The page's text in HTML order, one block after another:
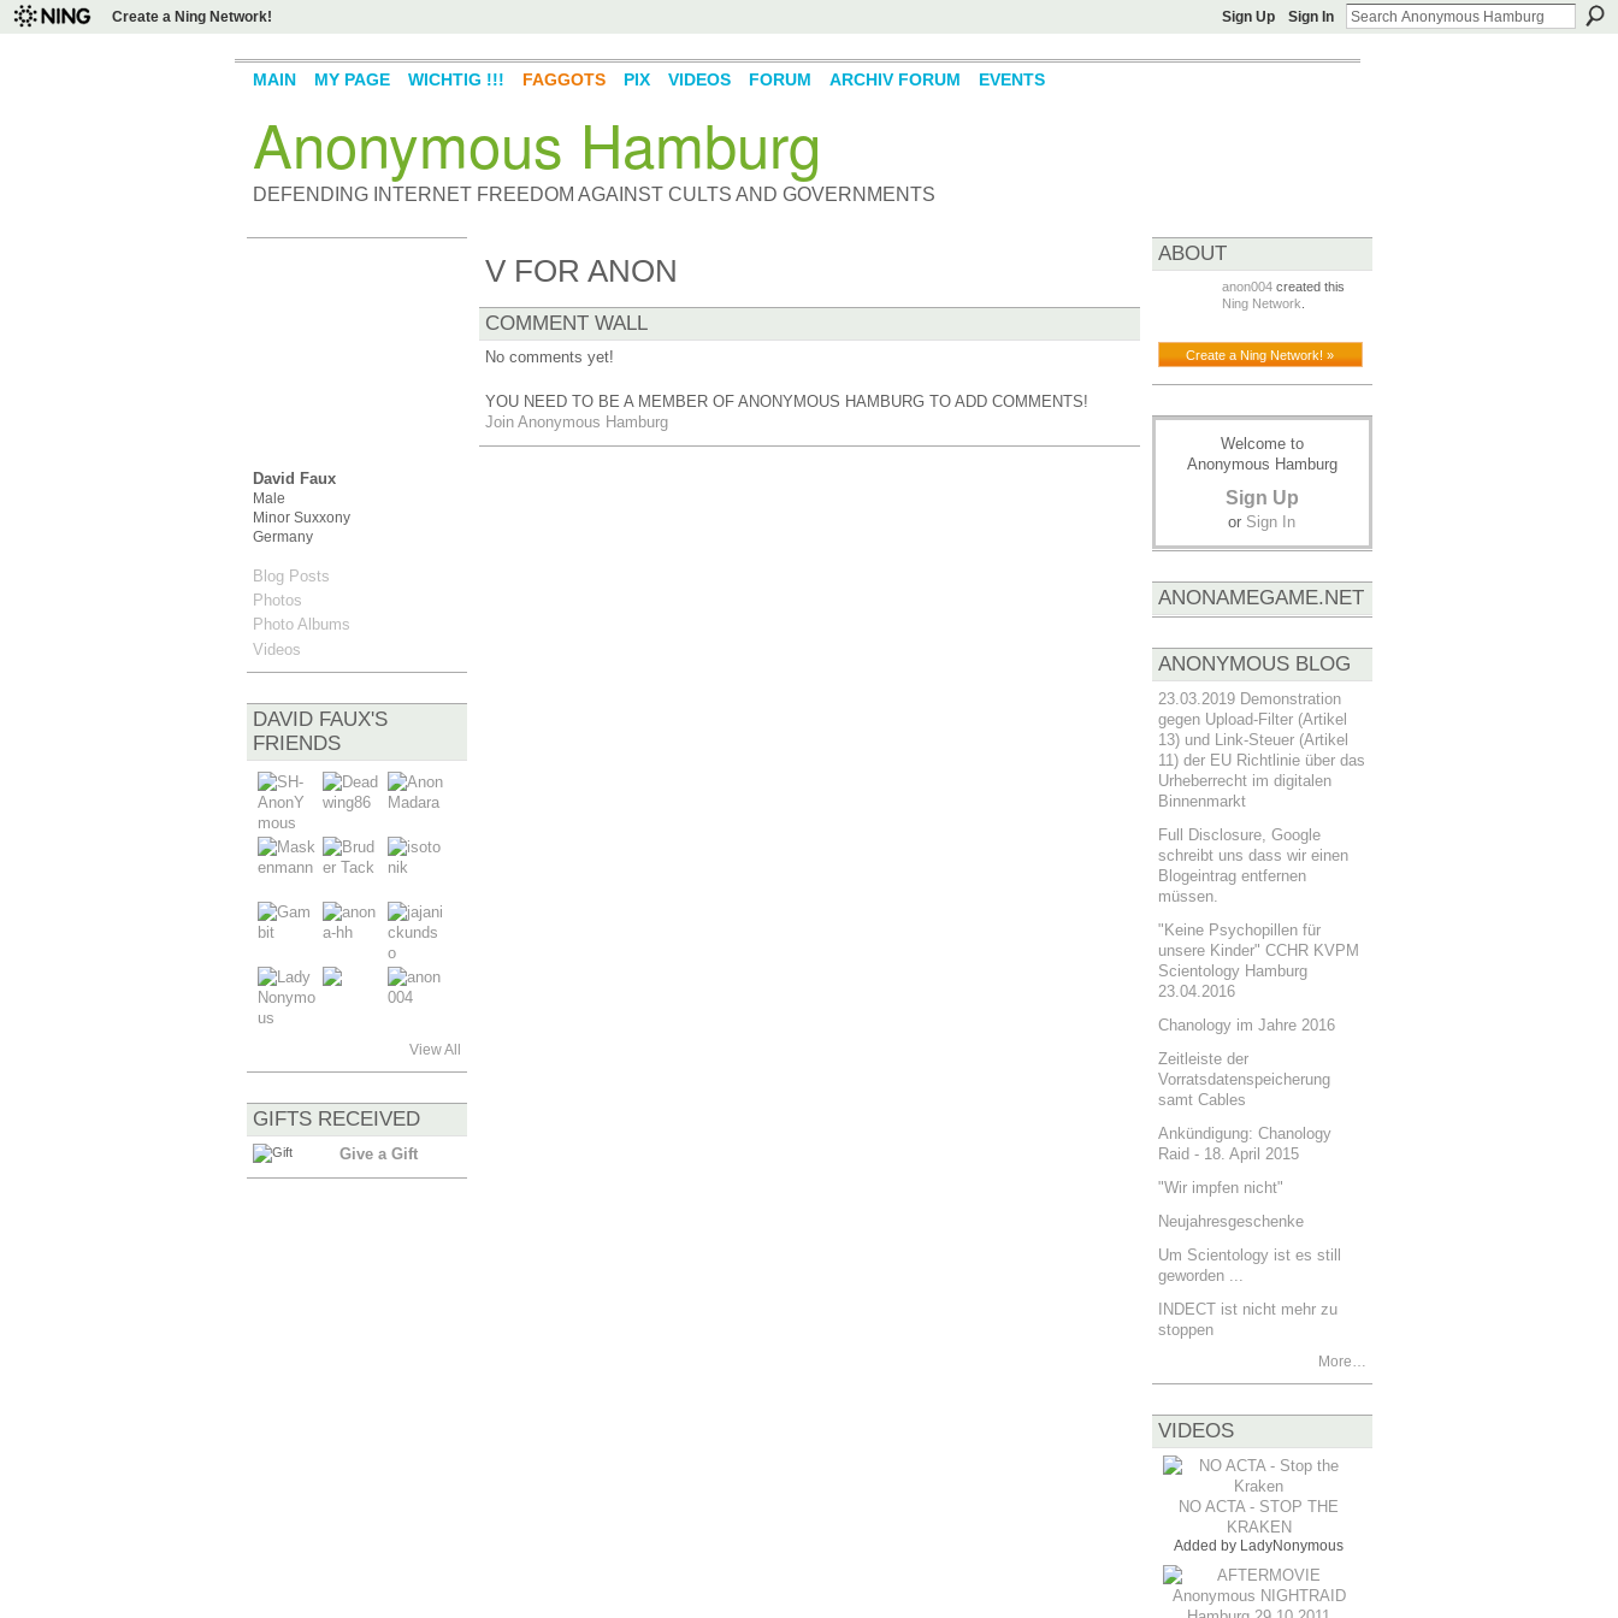
Create a Ning Network! Sign Up Sign In
Anonymous Hamburg
DEFENDING INTERNET FREEDOM AGAINST CULTS AND GOVERNMENTS
MAIN MY PAGE WICHTIG !!! FAGGOTS PIX VIDEOS FORUM ARCHIV FORUM EVENTS
David Faux
Male
Minor Suxxony
Germany
Blog Posts
Photos
Photo Albums
Videos
DAVID FAUX'S
FRIENDS
View All
GIFTS RECEIVED
Give a Gift
V FOR ANON
COMMENT WALL
No comments yet!
YOU NEED TO BE A MEMBER OF ANONYMOUS HAMBURG TO ADD COMMENTS!
Join Anonymous Hamburg
ABOUT
anon004created this
Ning Network
Create a Ning Network! »
Welcome to
Anonymous Hamburg
Sign Up
or Sign In
ANONAMEGAME.NET
ANONYMOUS BLOG
23.03.2019 Demonstration
gegen Upload-Filter (Artikel
13) und Link-Steuer (Artikel
11) der EU Richtlinie über das
Urheberrecht im digitalen
Binnenmarkt
Full Disclosure, Google
schreibt uns dass wir einen
Blogeintrag entfernen
müssen.
"Keine Psychopillen für
unsere Kinder" CCHR KVPM
Scientology Hamburg
23.04.2016
Chanology im Jahre 2016
Zeitleiste der
Vorratsdatenspeicherung
samt Cables
Ankündigung: Chanology
Raid - 18. April 2015
"Wir impfen nicht"
Neujahresgeschenke
Um Scientology ist es still
geworden ...
INDECT ist nicht mehr zu
stoppen
More…
VIDEOS
NO ACTA - STOP THE
KRAKEN
Added by LadyNonymous